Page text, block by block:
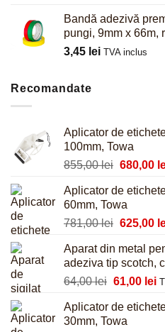
Bandă adezivă
pungi, 9mm x 66m,
3,45 lei TVA inclus
Recomandate
Aplicator de
100mm, Towa
855,00lei Prețul
a
fost:
855,00
680,00
Aplicator de
60mm, Towa
781,00lei Prețul
a
fost:
781,00
625,00
Aparat din metal
adeziva tip scotch,
64,00lei Prețul
a
fost:
61,00 lei
Aplicator de
30mm, Towa